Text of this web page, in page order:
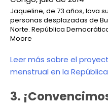
Jaqueline, de 73 años, lava
personas desplazadas de
Norte. República
Moore
Leer más sobre el
menstrual en la
3.